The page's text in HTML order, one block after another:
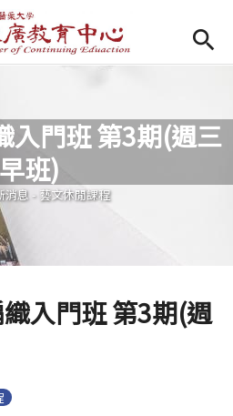
我們)
external)
Navigation
Main content
入門班 第3期(週三
早班)
這裡
消息 - 藝文休閒課程
入門班 第3期(週